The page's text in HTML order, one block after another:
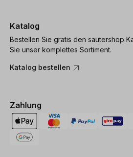
Katalog
Bestellen Sie gratis den sautershop
Sie unser komplettes Sortiment.
Katalog bestellen
Zahlung